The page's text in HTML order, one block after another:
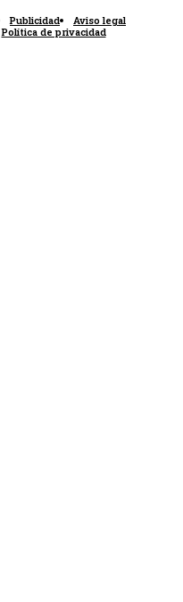
Publicidad
Aviso legal
Política de privacidad